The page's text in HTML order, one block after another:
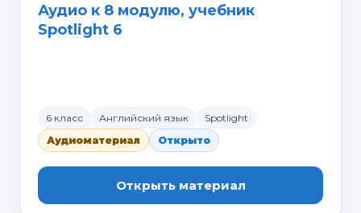
Аудио к 8 модулю, учебник
Spotlight 6
6 класс Английский язык
Spotlight
Аудиоматериал
Открыто
Открыть материал